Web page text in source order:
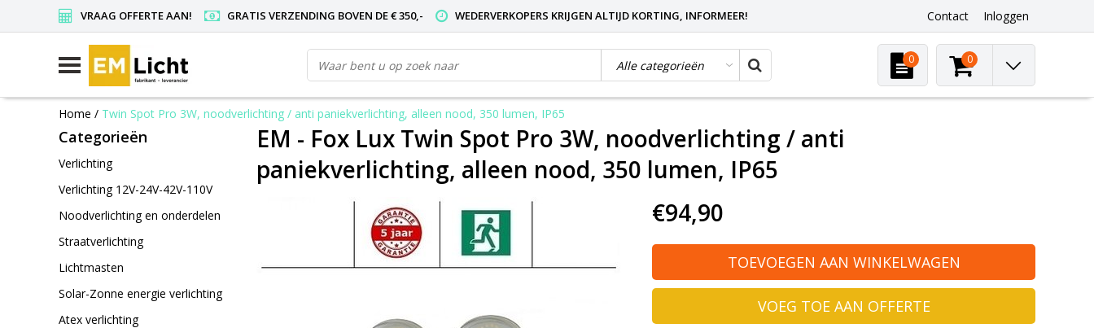
VRAAG OFFERTE AAN! GRATIS VERZENDING BOVEN DE € 350,- WEDERVERKOPERS KRIJGEN ALTIJD KORTING, INFORMEER! Contact Inloggen
0 0
Home / Twin Spot Pro 3W, noodverlichting / anti paniekverlichting, alleen nood, 350 lumen, IP65
Categorieën
Verlichting
Verlichting 12V-24V-42V-110V
Noodverlichting en onderdelen
Straatverlichting
Lichtmasten
Solar-Zonne energie verlichting
Atex verlichting
EM - Fox Lux Twin Spot Pro 3W, noodverlichting / anti
paniekverlichting, alleen nood, 350 lumen, IP65
€94,90
TOEVOEGEN AAN WINKELWAGEN
VOEG TOE AAN OFFERTE